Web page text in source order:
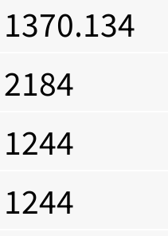
1370.134
2184
1244
1244